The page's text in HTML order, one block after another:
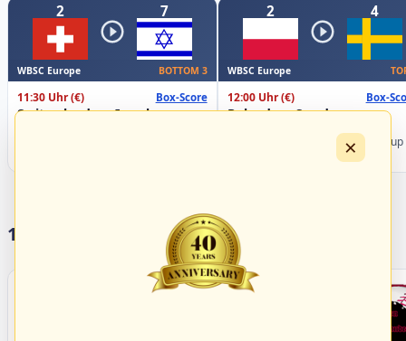
2 7
WBSC Europe BOTTOM 3
11:30 Uhr(€) Box-Score
Switzerland vs. Israel
2 4
WBSC Europe
12:00 Uhr(€) Box-
Poland vs. Sweden
Championship B Pool 2026 - Group
17 Vereine im S/HBV
×